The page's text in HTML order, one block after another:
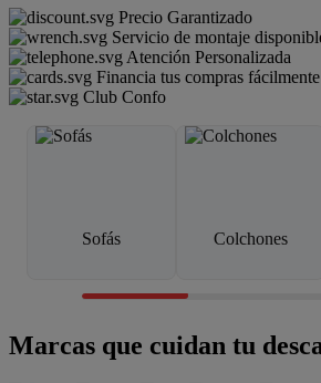
Precio Garantizado
Servicio de montaje
Atención Personalizada
Financia tus compras fácilmente
Club Confo
Sofás Colchones
Marcas que cuidan tu